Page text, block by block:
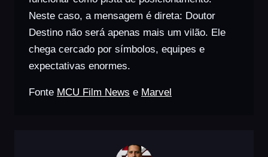
Neste caso, a mensagem é direta: Doutor
Destino não será apenas mais um vilão. Ele
chega cercado por símbolos, equipes e
expectativas enormes.
Fonte MCU Film News e Marvel